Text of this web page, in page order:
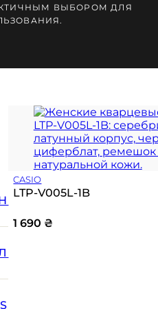
ВЫБОРОМ ДЛЯ
CASIO
LTP-V005L-1B
1 690 ₴